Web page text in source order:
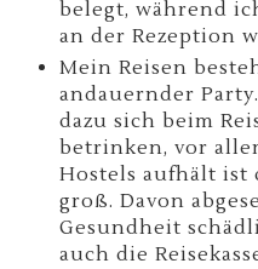
belegt, während
an der Rezeption
Mein Reisen
andauernder
dazu sich beim
betrinken, vor
Hostels aufhält ist
groß. Davon
Gesundheit
auch die